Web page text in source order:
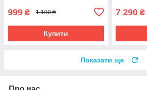
999 ₴ 1 199 ₴
Купити
7 290 ₴
Показати ще